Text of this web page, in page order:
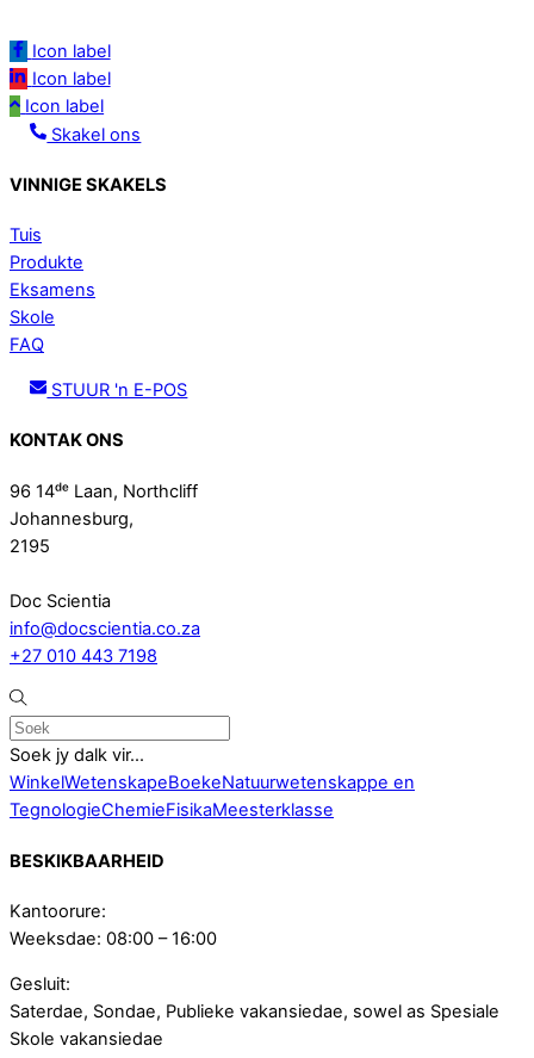
Icon label
Icon label
Icon label
Skakel ons
VINNIGE SKAKELS
Tuis
Produkte
Eksamens
Skole
FAQ
STUUR 'n E-POS
KONTAK ONS
96 14ᵈᵉ Laan, Northcliff
Johannesburg,
2195
Doc Scientia
info@docscientia.co.za
+27 010 443 7198
Soek jy dalk vir...
WinkelWetenskapeBoekeNatuurwetenskappe en
TegnologieChemieFisikaMeesterklasse
BESKIKBAARHEID
Kantoorure:
Weeksdae: 08:00 – 16:00
Gesluit:
Saterdae, Sondae, Publieke vakansiedae, sowel as Spesiale
Skole vakansiedae